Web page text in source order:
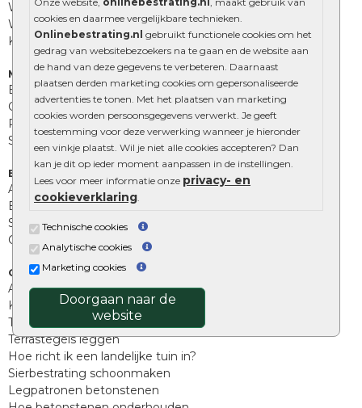
cookies en daarmee vergelijkbare technieken.
Onlinebestrating.nl gebruikt functionele cookies om het
gedrag van websitebezoekers na te gaan en de website aan
de hand van deze gegevens te verbeteren. Daarnaast
plaatsen derden marketing cookies om gepersonaliseerde
advertenties te tonen. Met het plaatsen van marketing
cookies worden persoonsgegevens verwerkt. Je geeft
toestemming voor deze verwerking wanneer je hieronder
een vinkje plaatst. Wil je niet alle cookies accepteren? Dan
kan je dit op ieder moment aanpassen in de instellingen.
Lees voor meer informatie onze privacy- en
cookieverklaring.
Technische cookies
Analytische cookies
Marketing cookies
Doorgaan naar de
website
Waalformaat
Wildverband bestrating
Kingstones
Muurelementen
Betonbielzen
Opsluitbanden
Palissades
Stapelblokken
Extra benodigdheden
Afwatering en diversen
Beplantings en betonelementen
Split, grind en zand
Oprit tegels
Overig
Aanbiedingen
Kunstgras
Tuintegels outlet
Terrastegels leggen
Hoe richt ik een landelijke tuin in?
Sierbestrating schoonmaken
Legpatronen betonstenen